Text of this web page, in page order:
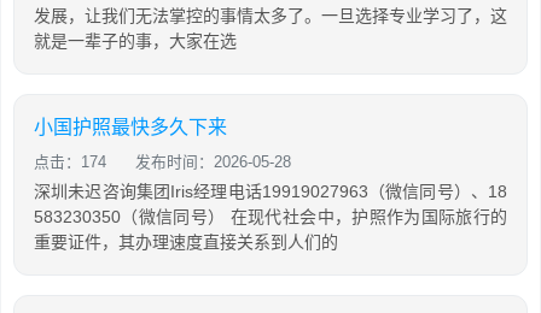
发展，让我们无法掌控的事情太多了。一旦选择专业学习了，这
就是一辈子的事，大家在选
小国护照最快多久下来
点击：174 发布时间：2026-05-28
深圳未迟咨询集团Iris经理电话19919027963（微信同号）、18
583230350（微信同号） 在现代社会中，护照作为国际旅行的
重要证件，其办理速度直接关系到人们的